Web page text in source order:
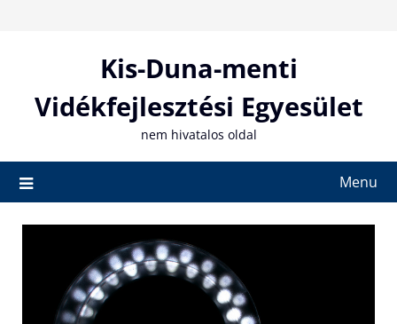
Kis-Duna-menti
Vidékfejlesztési Egyesület
nem hivatalos oldal
Menu